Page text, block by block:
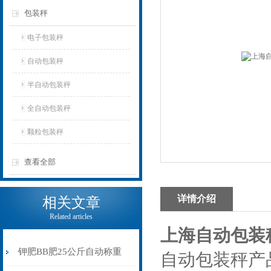
包装秤
电子包装秤
自动包装秤
半自动包装秤
全自动包装秤
颗粒包装秤
查看全部
相关文章
Related articles
钾肥BB肥25公斤自动称重
详情介绍
上海自动包装
自动包装秤